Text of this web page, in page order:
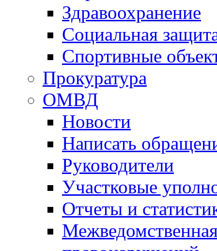
Здравоохранение
Социальная
Спортивные
Прокуратура
ОМВД
Новости
Написать
Руководители
Участковые
Отчеты и